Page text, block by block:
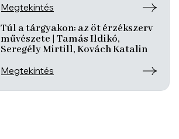
József
Megtekintés
Túl a tárgyakon: az öt érzékszerv
művészete | Tamás Ildikó,
Seregély Mirtill, Kovách Katalin
Megtekintés